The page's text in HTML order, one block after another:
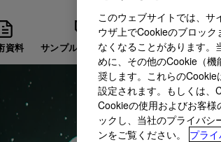
資料 サンプル オプション 購入オプション
このウェブサイトでは、サ
ウザ上でCookieのブロッ
なくなることがあります。
めに、その他のCookie（
奨します。これらの
設定されます。もしくは、
Cookieの使用およびお客
ックし、当社のプライバシ
ンをご覧ください。
プラ